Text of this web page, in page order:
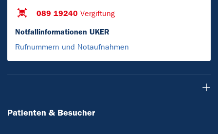
089 19240 Vergiftung
Notfallinformationen UKER
Rufnummern und Notaufnahmen
Patienten & Besucher